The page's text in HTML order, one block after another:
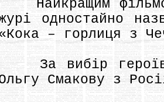
одностайно
– горлиця з
вибір героїв
Смакову з